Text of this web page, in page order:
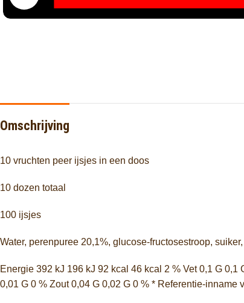
Omschrijving
10 vruchten peer ijsjes in een doos
10 dozen totaal
100 ijsjes
Water, perenpuree 20,1%, glucose-fructosestroop,
Energie 392 kJ 196 kJ 92 kcal 46 kcal 2 % Vet 0,1 G
0,01 G 0 % Zout 0,04 G 0,02 G 0 % * Referentie-